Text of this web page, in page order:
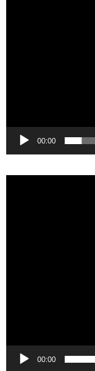
00:00
00:00